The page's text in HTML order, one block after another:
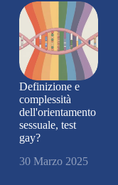
Definizione e
complessità
dell'orientamento
sessuale, test
gay?
30 Marzo 2025